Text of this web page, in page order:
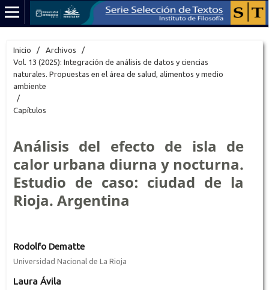
Inicio / Archivos
/
Vol. 13 (2025): Integración de análisis de datos y ciencias
naturales. Propuestas en el área de salud, alimentos y medio
ambiente
/
Capítulos
Análisis del efecto de isla de
calor urbana diurna y nocturna.
Estudio de caso: ciudad de la
Rioja. Argentina
Rodolfo Dematte
Universidad Nacional de La Rioja
Laura Ávila